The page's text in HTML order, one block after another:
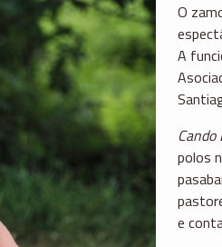
O
A
Cando
polos
e